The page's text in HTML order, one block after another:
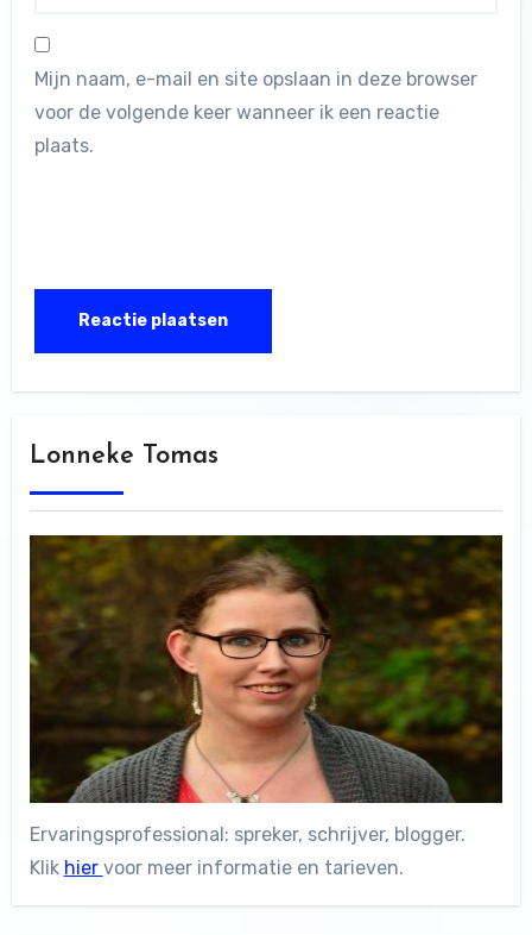
Mijn naam, e-mail en site opslaan in deze browser
voor de volgende keer wanneer ik een reactie
plaats.
Lonneke Tomas
Ervaringsprofessional: spreker, schrijver, blogger.
Klik hier voor meer informatie en tarieven.